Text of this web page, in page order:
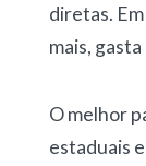
diretas.
mais,
O melhor
estaduais